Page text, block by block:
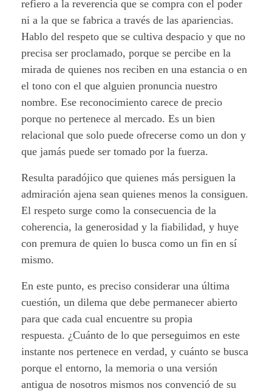
refiero a la reverencia que se compra con el poder
ni a la que se fabrica a través de las apariencias.
Hablo del respeto que se cultiva despacio y que no
precisa ser proclamado, porque se percibe en la
mirada de quienes nos reciben en una estancia o en
el tono con el que alguien pronuncia nuestro
nombre. Ese reconocimiento carece de precio
porque no pertenece al mercado. Es un bien
relacional que solo puede ofrecerse como un don y
que jamás puede ser tomado por la fuerza.
Resulta paradójico que quienes más persiguen la
admiración ajena sean quienes menos la consiguen.
El respeto surge como la consecuencia de la
coherencia, la generosidad y la fiabilidad, y huye
con premura de quien lo busca como un fin en sí
mismo.
En este punto, es preciso considerar una última
cuestión, un dilema que debe permanecer abierto
para que cada cual encuentre su propia
respuesta. ¿Cuánto de lo que perseguimos en este
instante nos pertenece en verdad, y cuánto se busca
porque el entorno, la memoria o una versión
antigua de nosotros mismos nos convenció de su